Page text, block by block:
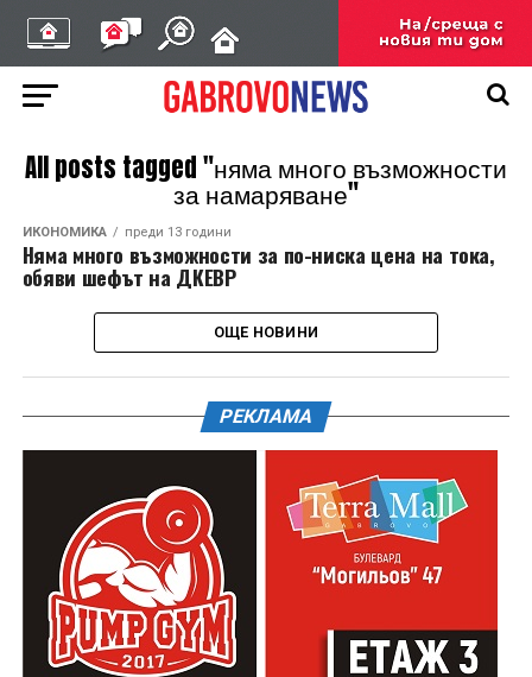
All posts tagged "няма много възможности
за намаряване"
ИКОНОМИКА преди 13 години
Няма много възможности за по-ниска цена на тока,
обяви шефът на ДКЕВР
ОЩЕ НОВИНИ
РЕКЛАМА